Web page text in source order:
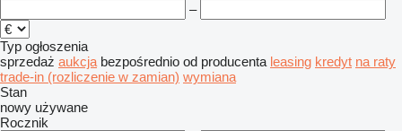
–
Typ ogłoszenia
sprzedaż aukcja bezpośrednio od producenta leasing kredyt na raty
trade-in (rozliczenie w zamian) wymiana
Stan
nowy używane
Rocznik